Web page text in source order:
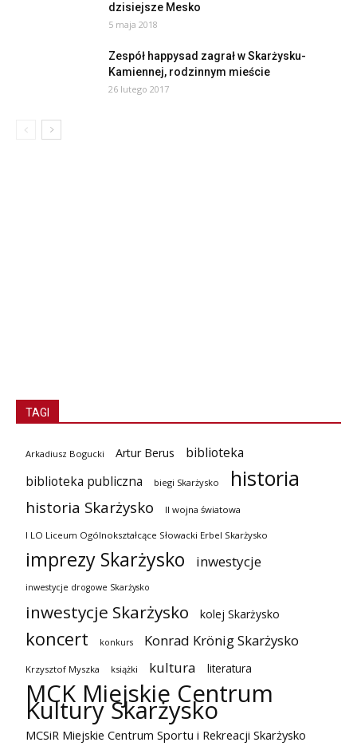
dzisiejsze Mesko
5 maja 2018
Zespół happysad zagrał w Skarżysku-
Kamiennej, rodzinnym mieście
26 lutego 2017
TAGI
Arkadiusz Bogucki Artur Berus
biblioteka
biblioteka publiczna
biegi Skarżysko historia
historia Skarżysko II wojna światowa
I LO Liceum Ogólnokształcące Słowacki Erbel Skarżysko
imprezy Skarżysko inwestycje
inwestycje drogowe Skarżysko
inwestycje Skarżysko kolej Skarżysko
koncert konkurs Konrad Krönig Skarżysko
Krzysztof Myszka książki kultura literatura
MCK Miejskie Centrum
Kultury Skarżysko
MCSiR Miejskie Centrum Sportu i Rekreacji Skarżysko